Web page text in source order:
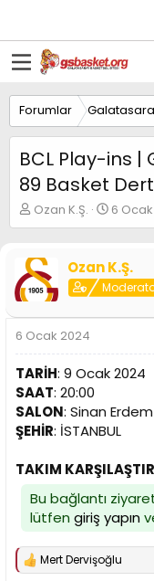
Forumlar
BCL Play-ins
89 Basket
K
o
u
y
u
a
ş
l
a
t
a
n
Ozan K.Ş.
B
a
l
a
n
ı
t
a
i
h
i
6
Ozan K.Ş.
6 Ocak 2024
TARİH: 9 Ocak 2024
SAAT: 20:00
SALON: Sinan
ŞEHİR: İSTANBUL
TAKIM
Bu bağlantı
lütfen giriş yapın
T
Mert Dervişoğlu